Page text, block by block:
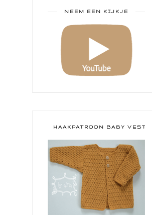
NEEM EEN KIJKJE
HAAKPATROON BABY VESTJE